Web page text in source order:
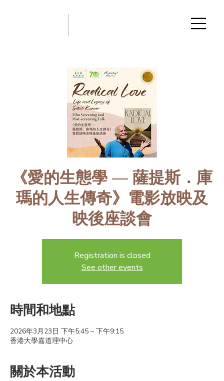
《愛的生態學 — 薩提斯．庫
瑪的人生傳奇》電影放映及
映後座談會
Registration is closed
See other events
時間和地點
2026年3月23日 下午5:45 – 下午9:15
香港大學嘉道理中心
關於本活動